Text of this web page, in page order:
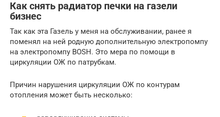
Как снять радиатор печки на газели
бизнес
Так как эта Газель у меня на обслуживании, ранее я
поменял на ней родную дополнительную электропомпу
на электропомпу BOSH. Это мера по помощи в
циркуляции ОЖ по патрубкам.
Причин нарушения циркуляции ОЖ по контурам
отопления может быть несколько: